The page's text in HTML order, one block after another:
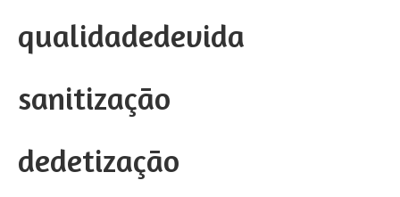
qualidadedevida
sanitização
dedetização